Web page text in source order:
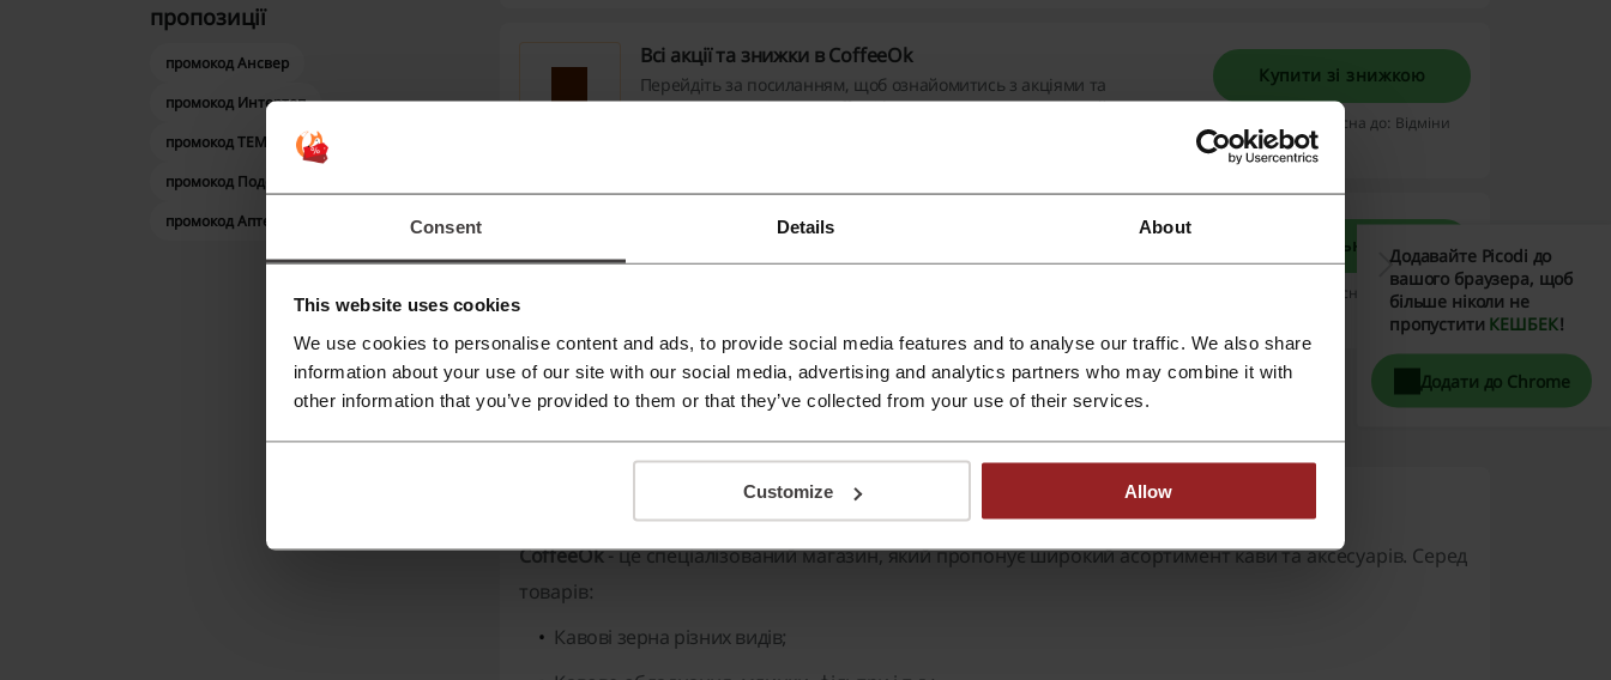
Consent Details About
This website uses cookies
We use cookies to personalise content and ads, to provide social media features and to analyse our traffic. We also share
information about your use of our site with our social media, advertising and analytics partners who may combine it with
other information that you’ve provided to them or that they’ve collected from your use of their services.
Customize Allow
Всі акції та знижки в CoffeeOk
Перейдіть за посиланням, щоб ознайомитись з акціями та
знижками, що діють в CoffeeOk. Не проґавте можливість й
Купити зі знижкою
Пропозиція дійсна до: Відміни
Безкоштовна доставка з СoffeeOk
Детальніше
Пропозиція дійсна до: Відміни
пропозиції
промокод Ансвер
промокод Интертоп
промокод ТЕМУ
промокод Подорожник
промокод Аптека 911
CoffeeOk – загальна інформація
CoffeeOk- це спеціалізований магазин, який пропонує широкий асортимент кави та аксесуарів. Серед
товарів:
Кавові зерна різних видів;
Додавайте Picodi до
вашого браузера, щоб
більше ніколи не
пропустити КЕШБЕК!
Додати до Chrome